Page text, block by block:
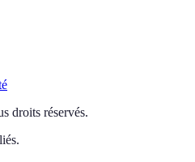
droits réservés.